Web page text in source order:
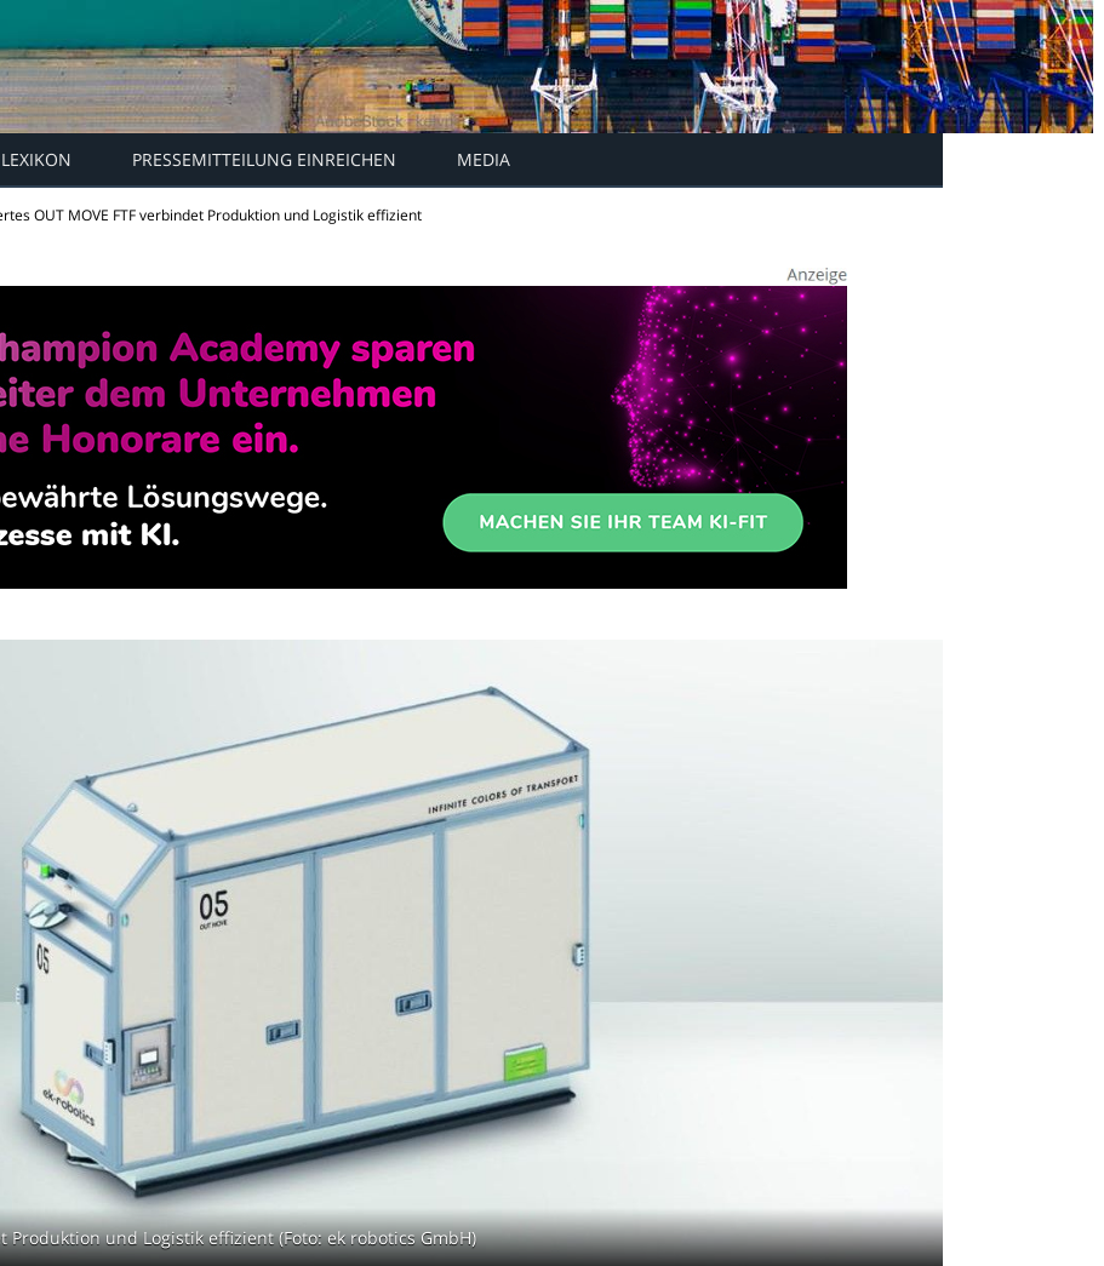
LEXIKON PRESSEMITTEILUNG EINREICHEN MEDIA
OUT MOVE FTF verbindet Produktion und Logistik effizient
Produktion und Logistik effizient (Foto: ek robotics GmbH)